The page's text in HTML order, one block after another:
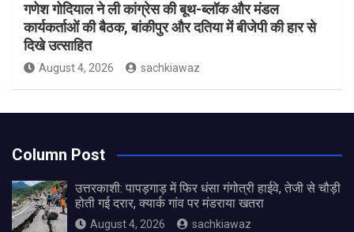
गणेश गोदियाल ने ली कांग्रेस की बूथ-ब्लॉक और मंडल
कार्यकर्ताओं की बैठक, बांकीपुर और दतिया में बीजेपी की हार से
दिखे उत्साहित
August 4, 2026 sachkiawaz
Column Post
उत्तरकाशी: पापड़गाड़ में फिर धंसा गंगोत्री हाईवे, तेजी से चौड़ी
होती गई दरार, क्यार्क गांव पर मंडराया खतरा
August 4, 2026 sachkiawaz